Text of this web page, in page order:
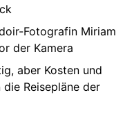
Fotografin Miriam
der Kamera
aber Kosten und
Reisepläne der